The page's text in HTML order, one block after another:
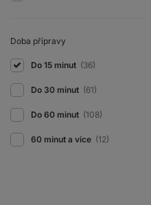
Doba přípravy
Do 15 minut (36)
Do 30 minut (61)
Do 60 minut (108)
60 minut a více (12)